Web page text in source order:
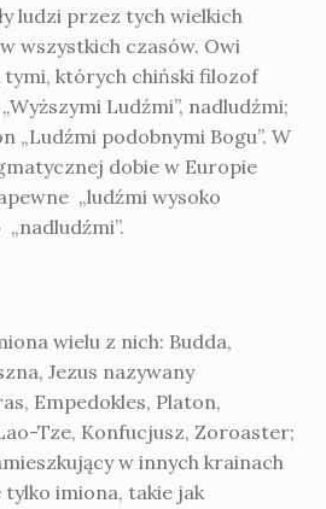
ludzi przez tych wielkich
wszystkich czasów. Owi
tymi, których chiński filozof
Ludźmi”, nadludźmi;
„Ludźmi podobnymi Bogu”. W
dobie w Europie
„ludźmi wysoko
wielu z nich: Budda,
Jezus nazywany
Empedokles, Platon,
Tze, Konfucjusz, Zoroaster;
w innych krainach
imiona, takie jak